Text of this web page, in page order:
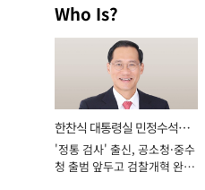
Who Is?
한찬식 대통령실 민정수석비
서관
'정통 검사' 출신, 공소청·중수
청 출범 앞두고 검찰개혁 완수